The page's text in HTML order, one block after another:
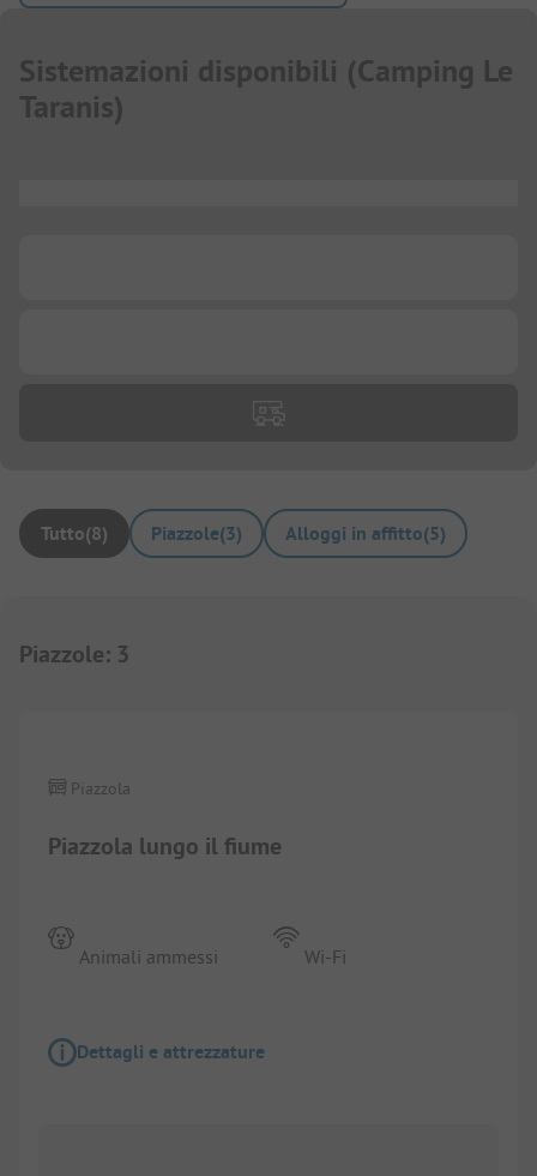
Sistemazioni disponibili (Camping Le
Taranis)
Tutto(8) Piazzole(3) Alloggi in affitto(5)
Piazzole: 3
Piazzola lungo il fiume
Piazzola
Animali ammessi Wi-Fi
Dettagli e attrezzature